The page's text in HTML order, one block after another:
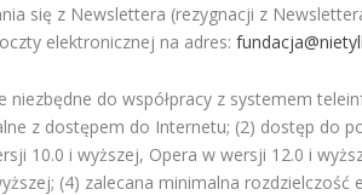
się z Newslettera (rezygnacji z
elektronicznej na adres:
niezbędne do współpracy z systemem
z dostępem do Internetu; (2) dostęp do
10.0 i wyższej, Opera w wersji 12.0 i
(4) zalecana minimalna